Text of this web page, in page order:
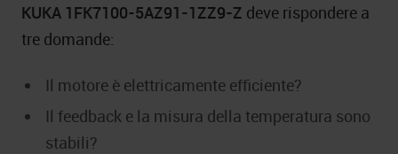
KUKA 1FK7100-5AZ91-1ZZ9-Z deve rispondere a
tre domande:
Il motore è elettricamente efficiente?
Il feedback e la misura della temperatura sono
stabili?